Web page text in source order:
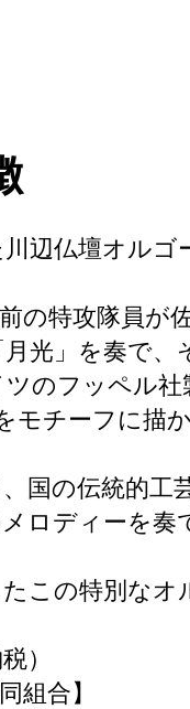
辺仏壇オルゴ
の特攻隊員が
光」を奏で
のフッペル
モチーフに描
国の伝統的工
ロディーを奏
この特別なオ
）
組合】